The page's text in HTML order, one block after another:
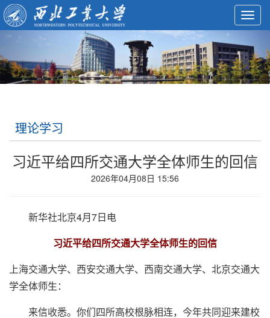
理论学习
习近平给四所交通大学全体师生的回信
2026年04月08日 15:56
新华社北京4月7日电
习近平给四所交通大学全体师生的回信
上海交通大学、西安交通大学、西南交通大学、北京交通大
学全体师生：
来信收悉。你们四所高校根脉相连，今年共同迎来建校